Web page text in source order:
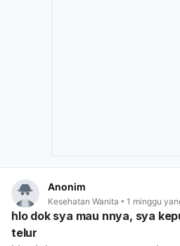
Anonim
Kesehatan Wanita 1 minggu
hlo dok sya mau nnya, sya
telur